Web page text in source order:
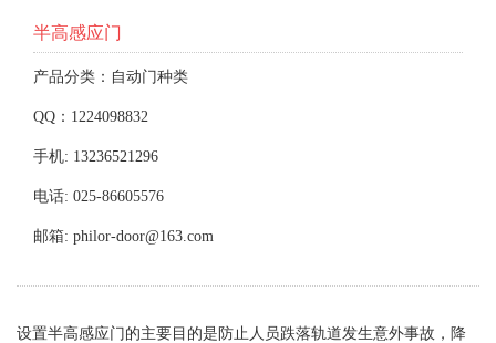
半高感应门
产品分类：自动门种类
QQ：1224098832
手机: 13236521296
电话: 025-86605576
邮箱: philor-door@163.com
设置半高感应门的主要目的是防止人员跌落轨道发生意外事故，降